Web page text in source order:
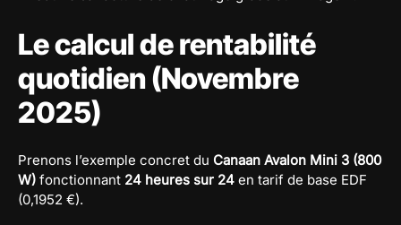
Le calcul de rentabilité
quotidien (Novembre
2025)
Prenons l’exemple concret du Canaan Avalon Mini 3 (800
W) fonctionnant 24 heures sur 24 en tarif de base EDF
(0,1952 €).